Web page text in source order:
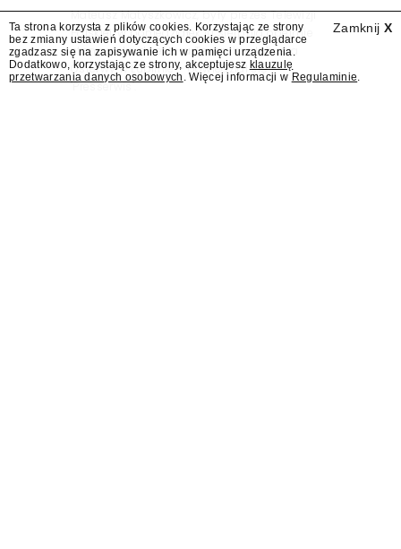
Mateusz Matyszkowicz, były prezes Telewizji
Polskiej, w poniedziałek 10 sierpnia obejmie
stanowisko dyrektora Teatru im. Juliusza
Osterwy w Lublinie – dowiedział się
"Presserwis".
Zamknij X
Ta strona korzysta z plików cookies. Korzystając ze strony
bez zmiany ustawień dotyczących cookies w przeglądarce
zgadzasz się na zapisywanie ich w pamięci urządzenia.
Dodatkowo, korzystając ze strony, akceptujesz klauzulę
przetwarzania danych osobowych . Więcej informacji w Regulaminie.